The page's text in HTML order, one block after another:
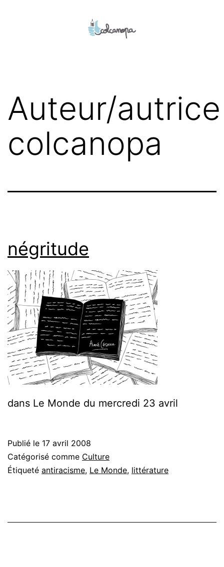
Auteur/
colcanopa
négritude
dans Le Monde du mercredi 23 avril
Publié le 17 avril 2008
Catégorisé comme Culture
Étiqueté antiracisme, Le Monde, littérature